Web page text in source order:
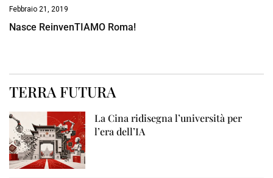
Febbraio 21, 2019
Nasce ReinvenTIAMO Roma!
TERRA FUTURA
La Cina ridisegna l’università per
l’era dell’IA